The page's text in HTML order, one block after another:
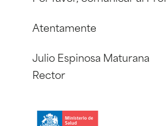
Atentamente
Julio Espinosa Maturana
Rector